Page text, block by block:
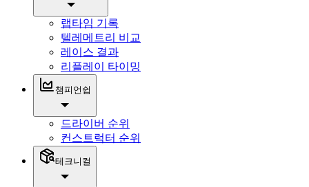
랩타임 기록
텔레메트리 비교
레이스 결과
리플레이 타이밍
챔피언쉽
드라이버 순위
컨스트럭터 순위
테크니컬